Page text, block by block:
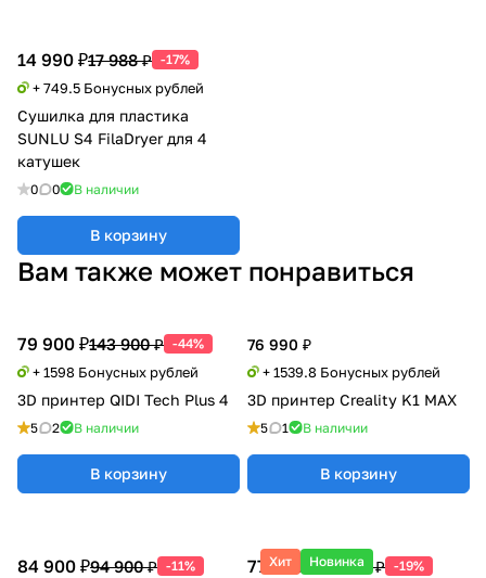
14 990 ₽17 988 ₽ -17%
+ 749.5 Бонусных рублей
Сушилка для пластика
SUNLU S4 FilaDryer для 4
катушек
0 0 В наличии
В корзину
Вам также может понравиться
79 900 ₽143 900 ₽ -44%
+ 1598 Бонусных рублей
3D принтер QIDI Tech Plus 4
5 2 В наличии
В корзину
76 990 ₽
+ 1539.8 Бонусных рублей
3D принтер Creality K1 MAX
5 1 В наличии
В корзину
Хит Новинка
77 900 ₽95 990 ₽ -19%
84 900 ₽94 900 ₽ -11%